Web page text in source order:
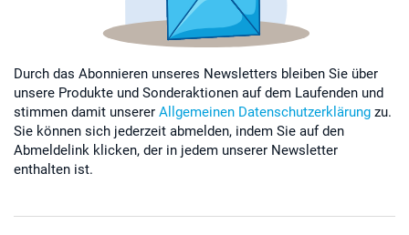
Durch das Abonnieren unseres Newsletters bleiben Sie über
unsere Produkte und Sonderaktionen auf dem Laufenden und
stimmen damit unserer Allgemeinen Datenschutzerklärung zu.
Sie können sich jederzeit abmelden, indem Sie auf den
Abmeldelink klicken, der in jedem unserer Newsletter
enthalten ist.